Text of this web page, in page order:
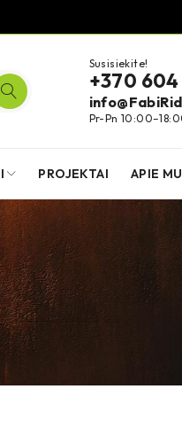
Susisiekite!
+370 604
Pr-Pn
PROJEKTAI APIE